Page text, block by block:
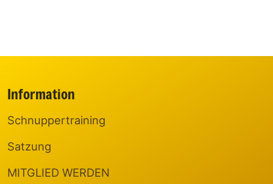
Information
Schnuppertraining
Satzung
MITGLIED WERDEN